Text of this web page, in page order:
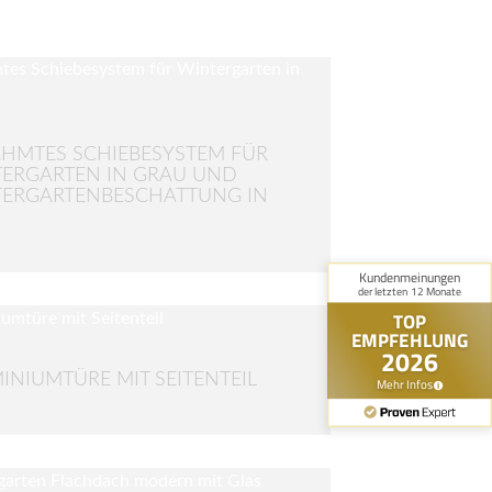
SCHIEBESYSTEM FÜR
IN GRAU UND
IN
MIT SEITENTEIL